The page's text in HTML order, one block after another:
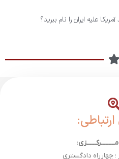
علیه ایران را نام ببرید؟
چهارراه دادگستری